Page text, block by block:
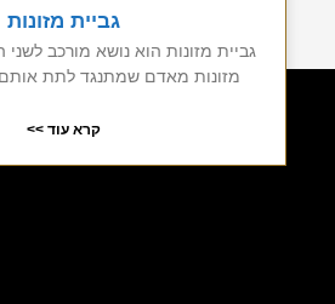
גביית מזונות
גביית מזונות הוא נושא מורכב לשני
מזונות מאדם שמתנגד לתת
קרא עוד >>